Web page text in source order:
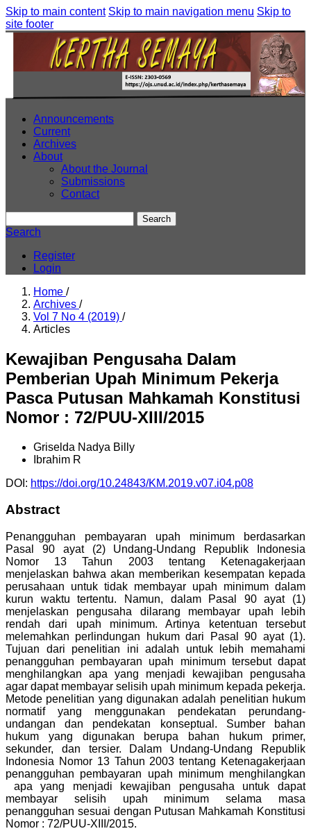
Skip to main content Skip to main navigation menu Skip to
site footer
Announcements
Current
Archives
About
About the Journal
Submissions
Contact
Search
Search
Register
Login
Home /
Archives /
Vol 7 No 4 (2019) /
Articles
Kewajiban Pengusaha Dalam
Pemberian Upah Minimum Pekerja
Pasca Putusan Mahkamah Konstitusi
Nomor : 72/PUU-XIII/2015
Griselda Nadya Billy
Ibrahim R
DOI: https://doi.org/10.24843/KM.2019.v07.i04.p08
Abstract
Penangguhan pembayaran upah minimum berdasarkan
Pasal 90 ayat (2) Undang-Undang Republik Indonesia
Nomor 13 Tahun 2003 tentang Ketenagakerjaan
menjelaskan bahwa akan memberikan kesempatan kepada
perusahaan untuk tidak membayar upah minimum dalam
kurun waktu tertentu. Namun, dalam Pasal 90 ayat (1)
menjelaskan pengusaha dilarang membayar upah lebih
rendah dari upah minimum. Artinya ketentuan tersebut
melemahkan perlindungan hukum dari Pasal 90 ayat (1).
Tujuan dari penelitian ini adalah untuk lebih memahami
penangguhan pembayaran upah minimum tersebut dapat
menghilangkan apa yang menjadi kewajiban pengusaha
agar dapat membayar selisih upah minimum kepada pekerja.
Metode penelitian yang digunakan adalah penelitian hukum
normatif yang menggunakan pendekatan perundang-
undangan dan pendekatan konseptual. Sumber bahan
hukum yang digunakan berupa bahan hukum primer,
sekunder, dan tersier. Dalam Undang-Undang Republik
Indonesia Nomor 13 Tahun 2003 tentang Ketenagakerjaan
penangguhan pembayaran upah minimum menghilangkan
apa yang menjadi kewajiban pengusaha untuk dapat
membayar selisih upah minimum selama masa
penangguhan sesuai dengan Putusan Mahkamah Konstitusi
Nomor : 72/PUU-XIII/2015.